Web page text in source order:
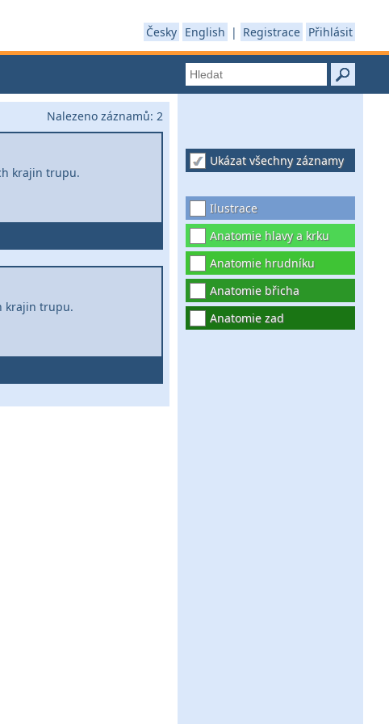
Česky English | Registrace Přihlásit
Nalezeno záznamů: 2
krajin trupu.
krajin trupu.
Ukázat všechny záznamy
Ilustrace
Anatomie hlavy a krku
Anatomie hrudníku
Anatomie břicha
Anatomie zad